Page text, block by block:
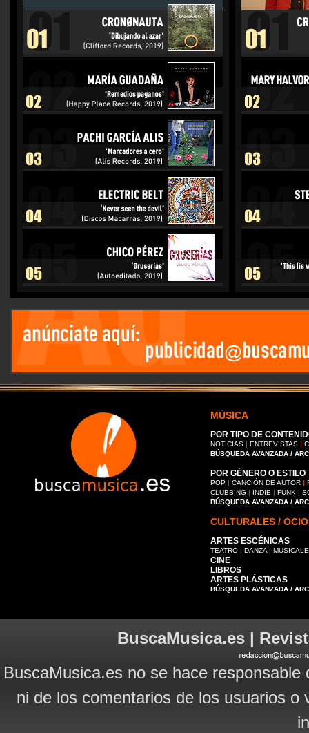
MÚSICA
POR TIPO DE
NOTICIAS | ENTREVISTAS |
BÚSQUEDA AVANZADA /
POR GÉNERO O ESTILO
POP | CANCIÓN DE AUTOR |
CLUBBING | INDIE | FUNK |
BÚSQUEDA AVANZADA /
CULTURALES / OCIO
ARTES ESCÉNICAS
TEATRO | DANZA |
CINE
LIBROS
ARTES PLÁSTICAS
BÚSQUEDA AVANZADA /
BuscaMusica.es |
BuscaMusica.es no se hace
ni de los comentarios de los usuarios